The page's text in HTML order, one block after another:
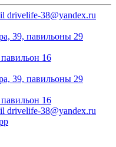
drivelife-38@yandex.ru
39, павильоны 29
16
39, павильоны 29
16
drivelife-38@yandex.ru